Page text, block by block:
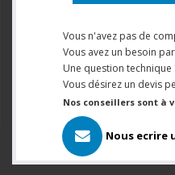
Vous n'avez pas de
Vous avez un besoin
Une question technique
Vous désirez un devis
Nos conseillers sont à
Nous ecrire